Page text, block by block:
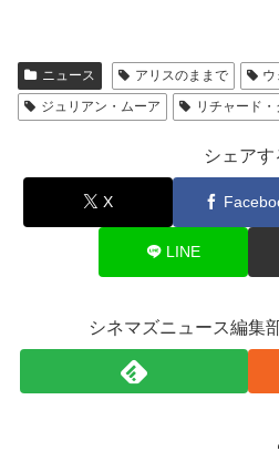
ニュース アリスのままで
ウ
ジュリアン・ムーア
リチャード
シェアす
X
LINE
シネマズニュース編集